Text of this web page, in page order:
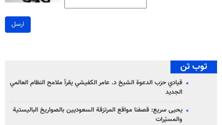
ارسل
توب تن
قيادي حزب الدعوة الشيخ د. عامر الكفيشي يقرأ ملامح النظام العالمي
الجديد
يحيى سريع: قصفنا مواقع المرتزقة السعوديين بالصواريخ الباليستية
والمسيّرات